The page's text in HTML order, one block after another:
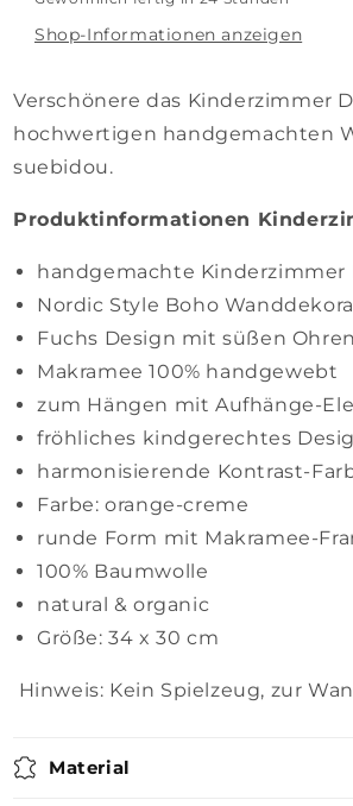
Shop-Informationen anzeigen
Verschönere das Kinderzimmer
hochwertigen handgemachten
suebidou.
Produktinformationen
handgemachte Kinderzimmer
Nordic Style Boho
Fuchs Design mit süßen Ohren
Makramee 100% handgewebt
zum Hängen mit Aufhänge-
fröhliches kindgerechtes
harmonisierende Kontrast-
Farbe: orange-creme
runde Form mit Makramee-
100% Baumwolle
natural & organic
Größe: 34 x 30 cm
Hinweis: Kein Spielzeug, zur
Material